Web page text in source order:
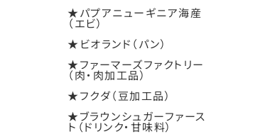
★パプアニューギニア海産
（エビ）
★ビオランド（パン）
★ファーマーズファクトリー
（肉・肉加工品）
★フクダ（豆加工品）
★ブラウンシュガーファース
ト（ドリンク・甘味料）